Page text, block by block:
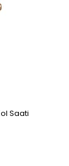
Saati